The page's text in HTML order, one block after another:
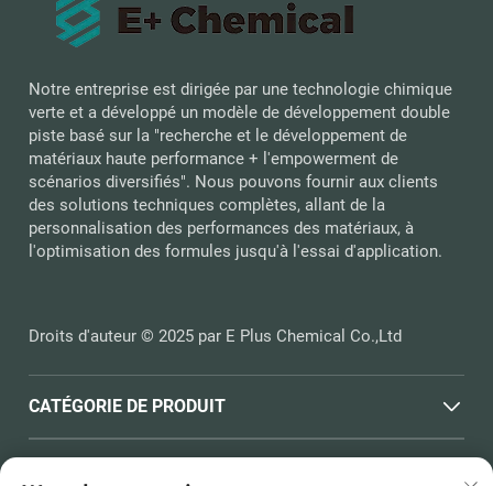
Notre entreprise est dirigée par une technologie chimique
verte et a développé un modèle de développement double
piste basé sur la "recherche et le développement de
matériaux haute performance + l'empowerment de
scénarios diversifiés". Nous pouvons fournir aux clients
des solutions techniques complètes, allant de la
personnalisation des performances des matériaux, à
l'optimisation des formules jusqu'à l'essai d'application.
Droits d'auteur © 2025 par E Plus Chemical Co.,Ltd
CATÉGORIE DE PRODUIT